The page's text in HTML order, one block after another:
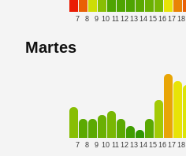
7 8 9 10 11 12 13 14 15 16 17 18
Martes
7 8 9 10 11 12 13 14 15 16 17 18